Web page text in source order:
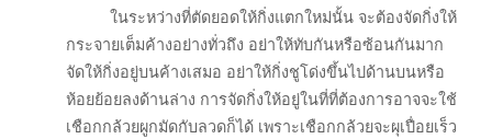
ในระหว่างที่ตัดยอดให้กิ่งแตกใหม่นั้น จะต้องจัดกิ่งให้
กระจายเต็มค้างอย่างทั่วถึง อย่าให้ทับกันหรือซ้อนกันมาก
จัดให้กิ่งอยู่บนค้างเสมอ อย่าให้กิ่งชูโด่งขึ้นไปด้านบนหรือ
ห้อยย้อยลงด้านล่าง การจัดกิ่งให้อยู่ในที่ที่ต้องการอาจจะใช้
เชือกกล้วยผูกมัดกับลวดก็ได้ เพราะเชือกกล้วยจะผุเปื่อยเร็ว